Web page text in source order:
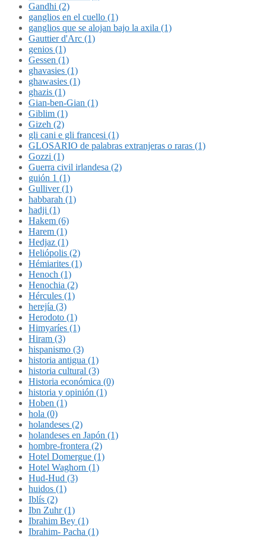
Gandhi (2)
ganglios en el cuello (1)
ganglios que se alojan bajo la axila (1)
Gauttier d'Arc (1)
genios (1)
Gessen (1)
ghavasies (1)
ghawasies (1)
ghazis (1)
Gian-ben-Gian (1)
Giblim (1)
Gizeh (2)
gli cani e gli francesi (1)
GLOSARIO de palabras extranjeras o raras (1)
Gozzi (1)
Guerra civil irlandesa (2)
guión 1 (1)
Gulliver (1)
habbarah (1)
hadji (1)
Hakem (6)
Harem (1)
Hedjaz (1)
Heliópolis (2)
Hémiarites (1)
Henoch (1)
Henochia (2)
Hércules (1)
herejía (3)
Herodoto (1)
Himyaríes (1)
Hiram (3)
hispanismo (3)
historia antigua (1)
historia cultural (3)
Historia económica (0)
historia y opinión (1)
Hoben (1)
hola (0)
holandeses (2)
holandeses en Japón (1)
hombre-frontera (2)
Hotel Domergue (1)
Hotel Waghorn (1)
Hud-Hud (3)
huidos (1)
Iblís (2)
Ibn Zuhr (1)
Ibrahim Bey (1)
Ibrahim- Pacha (1)